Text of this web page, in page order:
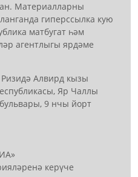
Материалларны
гиперссылка кую
матбугат һәм
агентлыгы ярдәме
Алвирд кызы
Яр Чаллы
9 нчы йорт
керүче